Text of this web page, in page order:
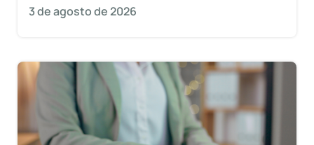
3 de agosto de 2026